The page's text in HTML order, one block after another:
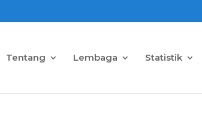
Tentang Lembaga Statistik